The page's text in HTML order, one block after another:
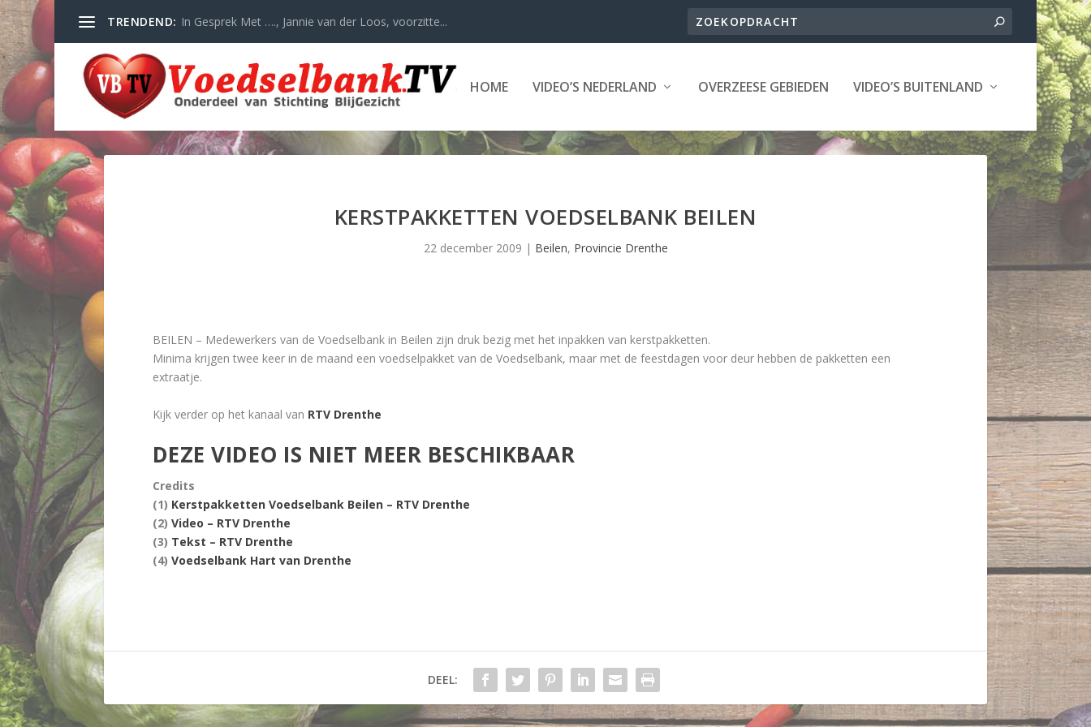
TRENDEND: In Gesprek Met …., Jannie van der Loos, voorzitte...
HOME VIDEO’S NEDERLAND OVERZEESE GEBIEDEN VIDEO’S BUITENLAND
KERSTPAKKETTEN VOEDSELBANK BEILEN
22 december 2009 | Beilen, Provincie Drenthe
BEILEN – Medewerkers van de Voedselbank in Beilen zijn druk bezig met het inpakken van kerstpakketten.
Minima krijgen twee keer in de maand een voedselpakket van de Voedselbank, maar met de feestdagen voor deur hebben de pakketten een
extraatje.
Kijk verder op het kanaal van RTV Drenthe
DEZE VIDEO IS NIET MEER BESCHIKBAAR
Credits
(1) Kerstpakketten Voedselbank Beilen – RTV Drenthe
(2) Video – RTV Drenthe
(3) Tekst – RTV Drenthe
(4) Voedselbank Hart van Drenthe
DEEL: